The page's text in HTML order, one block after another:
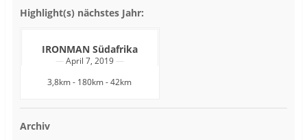
Highlight(s) nächstes Jahr:
IRONMAN Südafrika
April 7, 2019
3,8km - 180km - 42km
Archiv